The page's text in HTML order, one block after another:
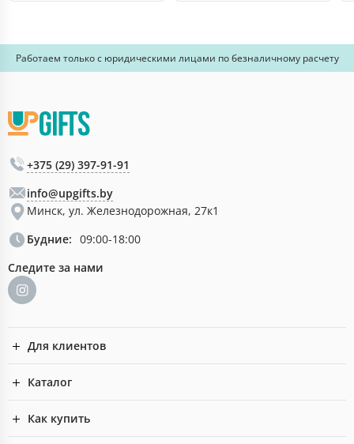
Работаем только с юридическими лицами по безналичному расчету
+375 (29) 397-91-91
info@upgifts.by
Минск, ул. Железнодорожная, 27к1
Будние: 09:00-18:00
Следите за нами
Для клиентов
Каталог
Как купить